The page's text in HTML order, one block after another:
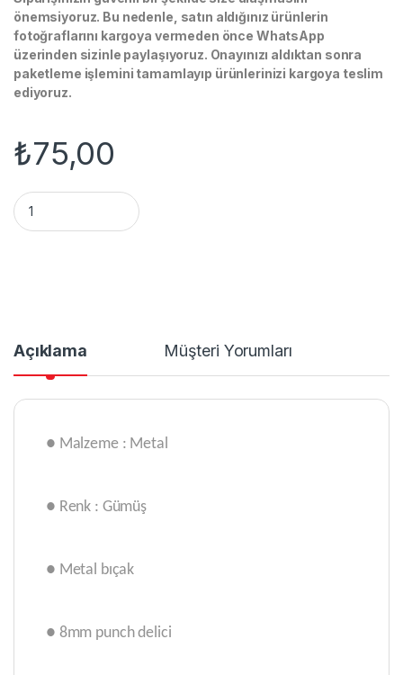
önemsiyoruz. Bu nedenle, satın aldığınız ürünlerin
fotoğraflarını kargoya vermeden önce WhatsApp
üzerinden sizinle paylaşıyoruz. Onayınızı aldıktan sonra
paketleme işlemini tamamlayıp ürünlerinizi kargoya teslim
ediyoruz.
₺75,00
Puro Delici Puro Delme Aparatı quantity
Açıklama Müşteri Yorumları
● Malzeme : Metal
● Renk : Gümüş
● Metal bıçak
● 8mm punch delici